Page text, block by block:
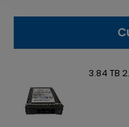
3.84 TB